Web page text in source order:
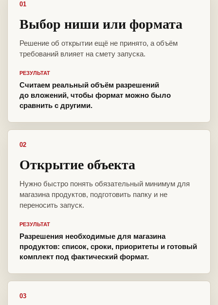
01
Выбор ниши или формата
Решение об открытии ещё не принято, а объём
требований влияет на смету запуска.
РЕЗУЛЬТАТ
Считаем реальный объём разрешений
до вложений, чтобы формат можно было
сравнить с другими.
02
Открытие объекта
Нужно быстро понять обязательный минимум для
магазина продуктов, подготовить папку и не
переносить запуск.
РЕЗУЛЬТАТ
Разрешения необходимые для магазина
продуктов: список, сроки, приоритеты и готовый
комплект под фактический формат.
03